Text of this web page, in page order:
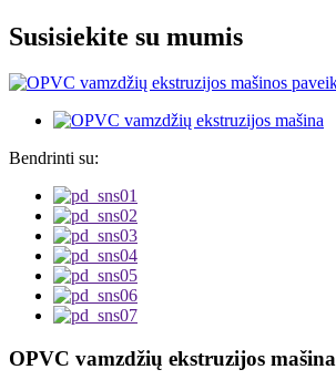
Susisiekite su mumis
Bendrinti su:
OPVC vamzdžių ekstruzijos mašina